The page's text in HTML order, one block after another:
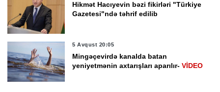
Hikmət Hacıyevin bəzi fikirləri "Türkiye
Gazetesi"ndə təhrif edilib
5 Avqust 20:05
Mingəçevirdə kanalda batan
yeniyetmənin axtarışları aparılır-VİDEO